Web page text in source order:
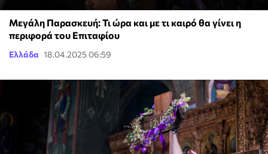
Μεγάλη Παρασκευή: Τι ώρα και με τι καιρό θα γίνει η
περιφορά του Επιταφίου
Ελλάδα 18.04.2025 06:59